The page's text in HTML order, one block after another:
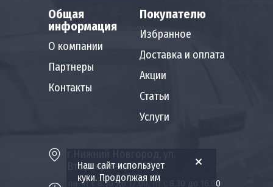
Наш сайт использует
куки. Продолжая им
Общая
информация
О компании
Партнеры
Контакты
Покупателю
Избранное
Доставка и оплата
Акции
Статьи
Услуги
Вторчермета 9 "А"
пн-чт с 8.30 до 17.00, пт с 8.30 до 16.00